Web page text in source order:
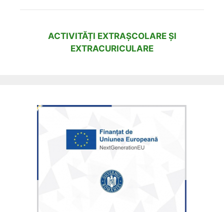
ACTIVITĂȚI EXTRAȘCOLARE ȘI
EXTRACURICULARE